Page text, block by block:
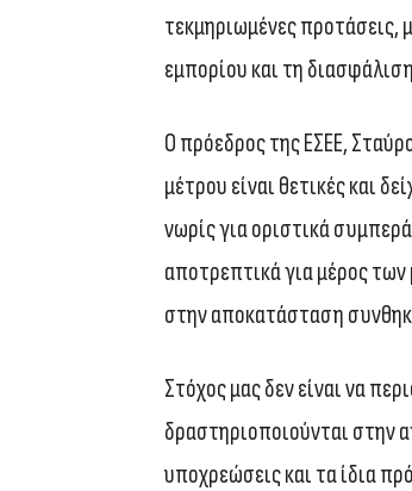
τεκμηριωμένες προτάσεις,
εμπορίου και τη
Ο πρόεδρος της ΕΣΕΕ,
μέτρου είναι θετικές και
νωρίς για οριστικά
αποτρεπτικά για μέρος
στην αποκατάσταση
Στόχος μας δεν είναι να
δραστηριοποιούνται στην
υποχρεώσεις και τα ίδια